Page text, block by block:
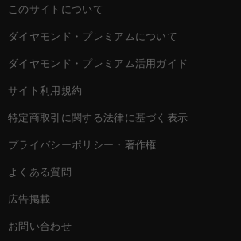
このサイトについて
ダイヤモンド・プレミアムについて
ダイヤモンド・プレミアム活用ガイド
サイト利用規約
特定商取引に関する法律に基づく表示
プライバシーポリシー・著作権
よくある質問
広告掲載
お問い合わせ